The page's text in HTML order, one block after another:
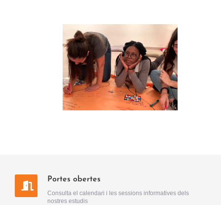
Portes obertes
Consulta el calendari i les sessions informatives dels
nostres estudis